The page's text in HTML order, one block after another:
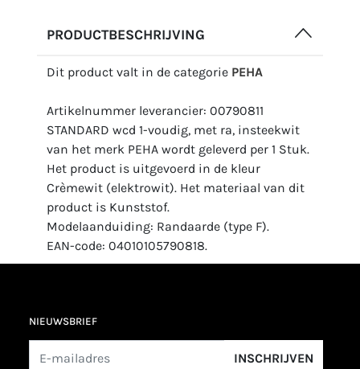
PRODUCTBESCHRIJVING
Dit product valt in de categorie PEHA
Artikelnummer leverancier: 00790811
STANDARD wcd 1-voudig, met ra, insteekwit
van het merk PEHA wordt geleverd per 1 Stuk.
Het product is uitgevoerd in de kleur
Crèmewit (elektrowit). Het materiaal van dit
product is Kunststof.
Modelaanduiding: Randaarde (type F).
EAN-code: 04010105790818.
NIEUWSBRIEF
INSCHRIJVEN